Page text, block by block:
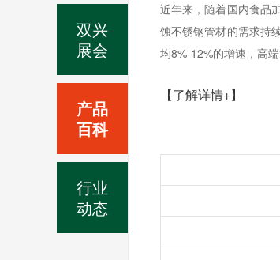
近年来，随着国内食品
蚀不锈钢管材的需求持
均8%-12%的增速，高
【了解详情+】
双兴
展会
产品
百科
行业
动态